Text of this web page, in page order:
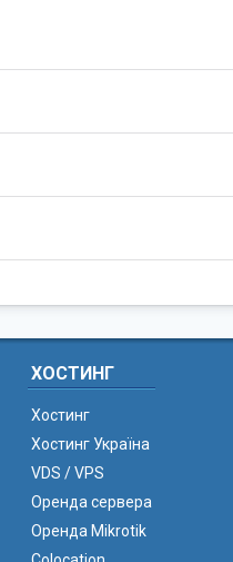
ХОСТИНГ
Хостинг
Хостинг Україна
VDS / VPS
Оренда сервера
Оренда Mikrotik